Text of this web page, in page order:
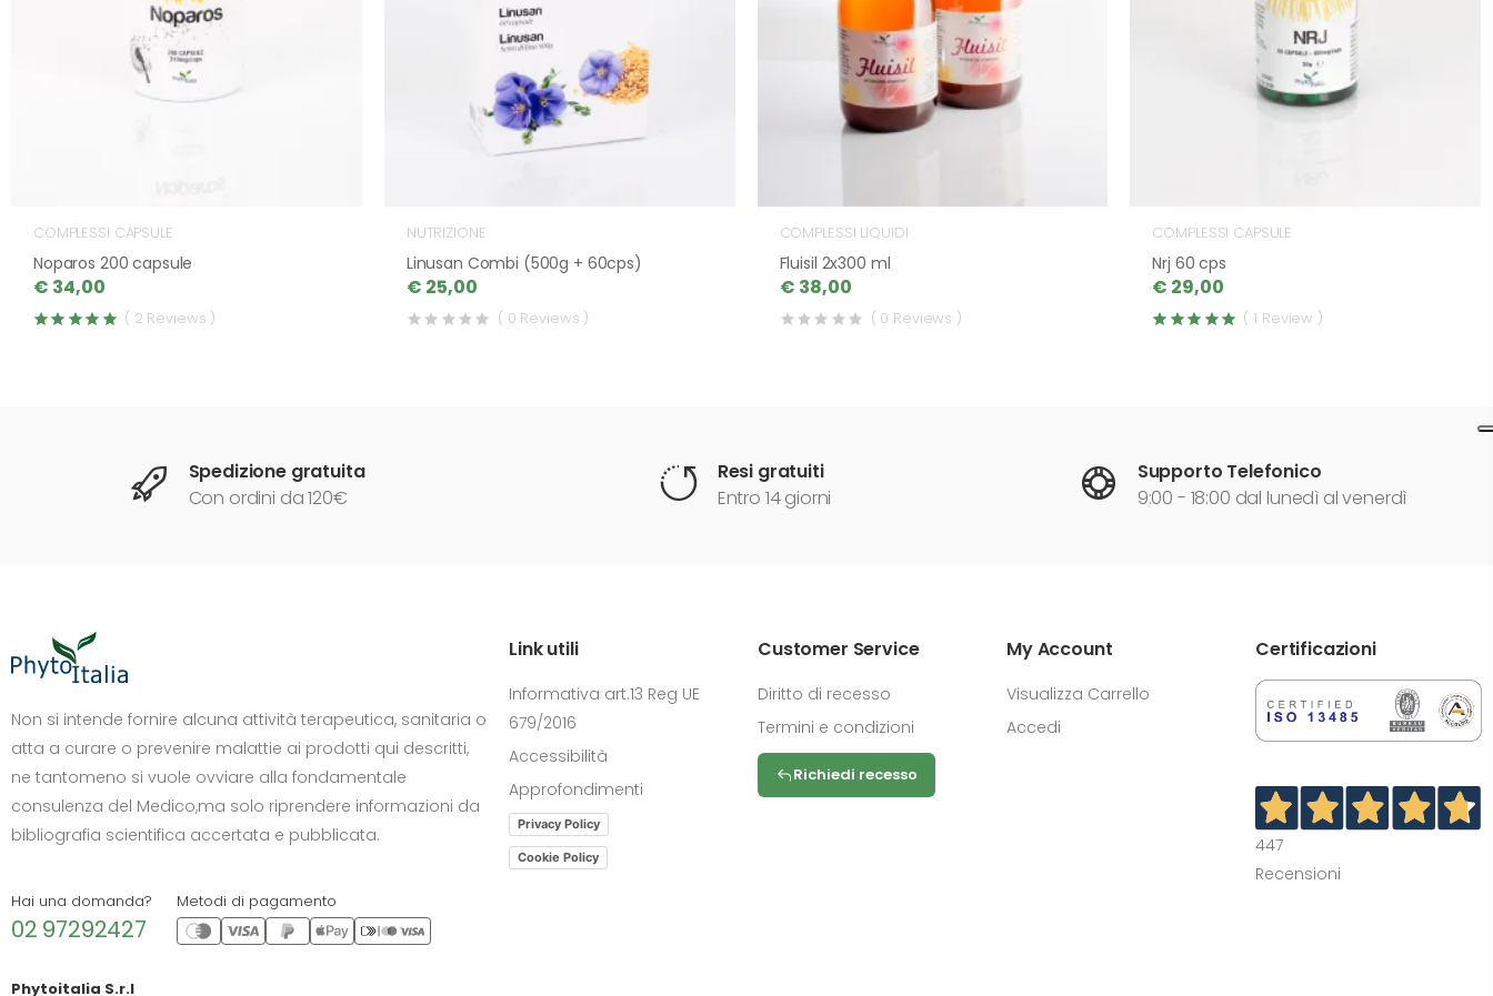
COMPLESSI CAPSULE
Noparos 200 capsule
€ 34,00
( 2 Reviews )
NUTRIZIONE
Linusan Combi (500g + 60cps)
€ 25,00
( 0 Reviews )
COMPLESSI LIQUIDI
Fluisil 2x300 ml
€ 38,00
( 0 Reviews )
COMPLESSI CAPSULE
Nrj 60 cps
€ 29,00
( 1 Review )
Spedizione gratuita
Con ordini da 120€
Resi gratuiti
Entro 14 giorni
Supporto Telefonico
9:00 - 18:00 dal lunedì al venerdì
Non si intende fornire alcuna attività terapeutica, sanitaria o
atta a curare o prevenire malattie ai prodotti qui descritti,
ne tantomeno si vuole ovviare alla fondamentale
consulenza del Medico,ma solo riprendere informazioni da
bibliografia scientifica accertata e pubblicata.
Hai una domanda?
02 97292427
Metodi di pagamento
Phytoitalia S.r.l
Link utili
Informativa art.13 Reg UE
679/2016
Accessibilità
Approfondimenti
Privacy Policy
Cookie Policy
Customer Service
Diritto di recesso
Termini e condizioni
Richiedi recesso
My Account
Visualizza Carrello
Accedi
Certificazioni
447
Recensioni
DIMENSIONE TESTO
A- +0% A+
CONTRASTO
Standard Alto Scuro Chiaro
OPZIONI
Cursore grande Spaziatura testo
Stop animazioni